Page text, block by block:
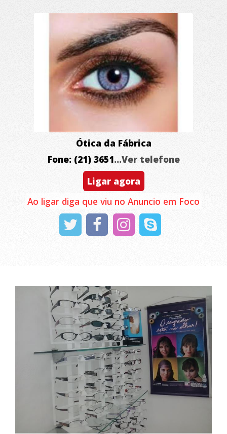
Ótica da Fábrica
Fone: (21) 3651...Ver telefone
Ligar agora
Ao ligar diga que viu no Anuncio em Foco